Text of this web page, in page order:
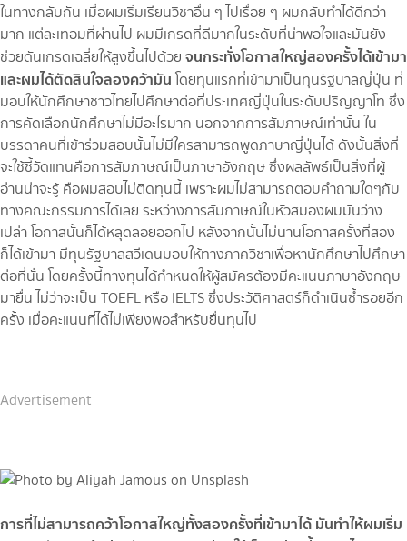
ในทางกลับกัน เมื่อผมเริ่มเรียนวิชาอื่น ๆ ไปเรื่อย ๆ ผมกลับทำได้ดีกว่า
มาก แต่ละเทอมที่ผ่านไป ผมมีเกรดที่ดีมากในระดับที่น่าพอใจและมันยัง
ช่วยดันเกรดเฉลี่ยให้สูงขึ้นไปด้วย จนกระทั่งโอกาสใหญ่สองครั้งได้เข้ามา
และผมได้ตัดสินใจลองคว้ามัน โดยทุนแรกที่เข้ามาเป็นทุนรัฐบาลญี่ปุ่น ที่
มอบให้นักศึกษาชาวไทยไปศึกษาต่อที่ประเทศญี่ปุ่นในระดับปริญญาโท ซึ่ง
การคัดเลือกนักศึกษาไม่มีอะไรมาก นอกจากการสัมภาษณ์เท่านั้น ใน
บรรดาคนที่เข้าร่วมสอบนั้นไม่มีใครสามารถพูดภาษาญี่ปุ่นได้ ดังนั้นสิ่งที่
จะใช้ชี้วัดแทนคือการสัมภาษณ์เป็นภาษาอังกฤษ ซึ่งผลลัพธ์เป็นสิ่งที่ผู้
อ่านน่าจะรู้ คือผมสอบไม่ติดทุนนี้ เพราะผมไม่สามารถตอบคำถามใดๆกับ
ทางคณะกรรมการได้เลย ระหว่างการสัมภาษณ์ในหัวสมองผมมันว่าง
เปล่า โอกาสนั้นก็ได้หลุดลอยออกไป หลังจากนั้นไม่นานโอกาสครั้งที่สอง
ก็ได้เข้ามา มีทุนรัฐบาลสวีเดนมอบให้ทางภาควิชาเพื่อหานักศึกษาไปศึกษา
ต่อที่นั่น โดยครั้งนี้ทางทุนได้กำหนดให้ผู้สมัครต้องมีคะแนนภาษาอังกฤษ
มายื่น ไม่ว่าจะเป็น TOEFL หรือ IELTS ซึ่งประวัติศาสตร์ก็ดำเนินซ้ำรอยอีก
ครั้ง เมื่อคะแนนที่ได้ไม่เพียงพอสำหรับยื่นทุนไป
Advertisement
การที่ไม่สามารถคว้าโอกาสใหญ่ทั้งสองครั้งที่เข้ามาได้ มันทำให้ผมเริ่ม